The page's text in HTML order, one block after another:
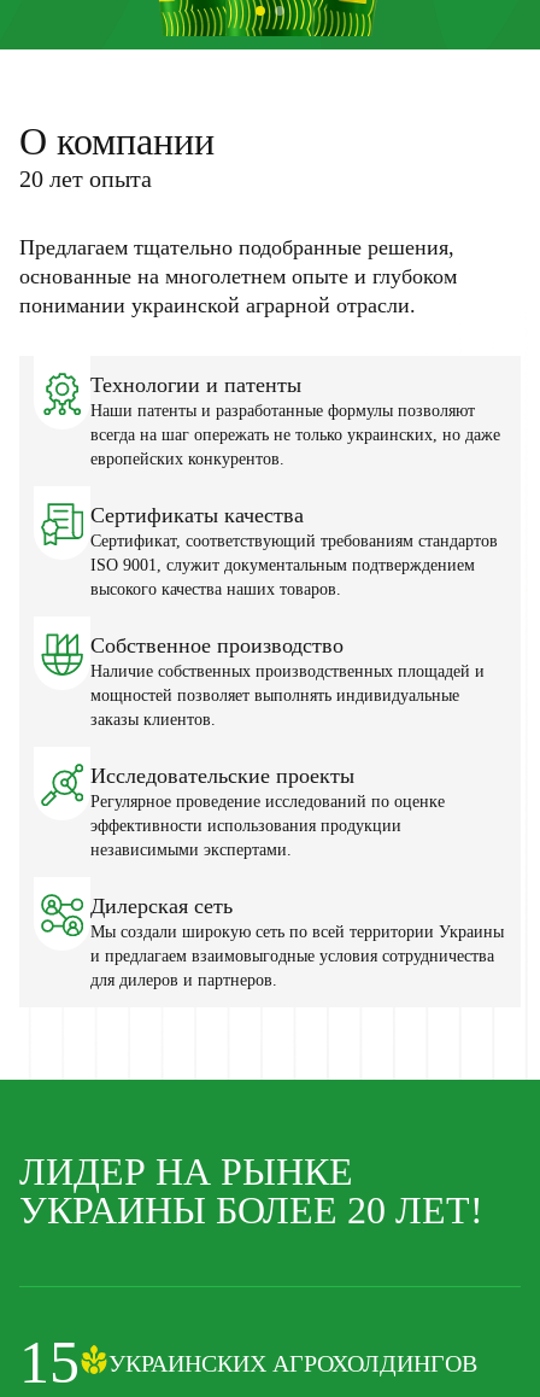
О компании
20 лет опыта
Предлагаем тщательно подобранные решения,
основанные на многолетнем опыте и глубоком
понимании украинской аграрной отрасли.
Технологии и патенты
Наши патенты и разработанные формулы позволяют
всегда на шаг опережать не только украинских, но даже
европейских конкурентов.
Сертификаты качества
Сертификат, соответствующий требованиям стандартов
ISO 9001, служит документальным подтверждением
высокого качества наших товаров.
Собственное производство
Наличие собственных производственных площадей и
мощностей позволяет выполнять индивидуальные
заказы клиентов.
Исследовательские проекты
Регулярное проведение исследований по оценке
эффективности использования продукции
независимыми экспертами.
Дилерская сеть
Мы создали широкую сеть по всей территории Украины
и предлагаем взаимовыгодные условия сотрудничества
для дилеров и партнеров.
ЛИДЕР НА РЫНКЕ
УКРАИНЫ БОЛЕЕ 20 ЛЕТ!
15 УКРАИНСКИХ АГРОХОЛДИНГОВ